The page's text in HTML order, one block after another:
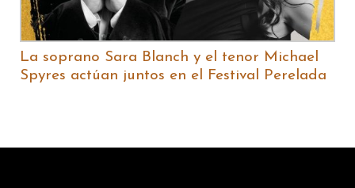
La soprano Sara Blanch y el tenor Michael
Spyres actúan juntos en el Festival Perelada